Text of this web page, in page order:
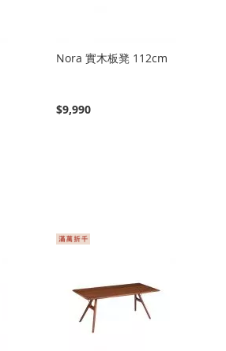
Nora 實木板凳 112cm
$9,990